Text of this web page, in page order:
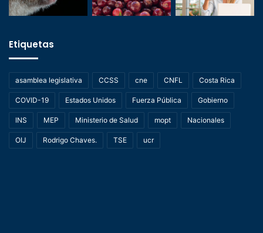
Etiquetas
asamblea legislativa CCSS cne CNFL Costa Rica
COVID-19 Estados Unidos Fuerza Pública Gobierno
INS MEP Ministerio de Salud mopt Nacionales
OIJ Rodrigo Chaves. TSE ucr